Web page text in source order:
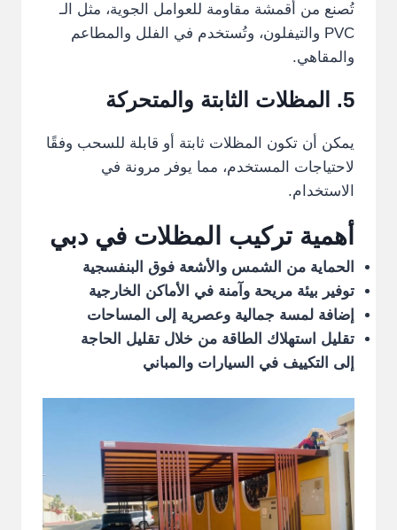
تُصنع من أقمشة مقاومة للعوامل الجوية، مثل الـ
PVC والتيفلون، وتُستخدم في الفلل والمطاعم
والمقاهي.
5. المظلات الثابتة والمتحركة
يمكن أن تكون المظلات ثابتة أو قابلة للسحب وفقًا
لاحتياجات المستخدم، مما يوفر مرونة في
الاستخدام.
أهمية تركيب المظلات في دبي
الحماية من الشمس والأشعة فوق البنفسجية
توفير بيئة مريحة وآمنة في الأماكن الخارجية
إضافة لمسة جمالية وعصرية إلى المساحات
تقليل استهلاك الطاقة من خلال تقليل الحاجة
إلى التكييف في السيارات والمباني